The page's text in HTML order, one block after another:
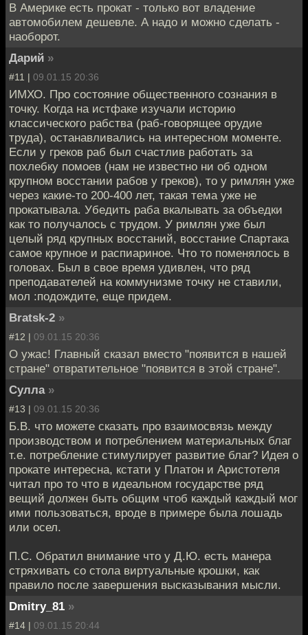
В Америке есть прокат - только вот владение
автомобилем дешевле. А надо и можно сделать -
наоборот.
Дарий »
#11 | 09.01.15 20:36
ИМХО. Про состояние общественного сознания в
точку. Когда на истфаке изучали историю
классического рабства (раб-говорящее орудие
труда), останавливались на интересном моменте.
Если у греков раб был счастлив работать за
похлебку помоев (нам не известно ни об одном
крупном восстании рабов у греков), то у римлян уже
через какие-то 200-400 лет, такая тема уже не
прокатывала. Убедить раба вкалывать за объедки
как то получалось с трудом. У римлян уже был
целый ряд крупных восстаний, восстание Спартака
самое крупное и распиариное. Что то поменялось в
головах. Был в свое время удивлен, что ряд
преподавателей на коммунизме точку не ставили,
мол :подождите, еще придем.
Bratsk-2 »
#12 | 09.01.15 20:36
О ужас! Главный сказал вместо "появится в нашей
стране" отвратительное "появится в этой стране".
Сулла »
#13 | 09.01.15 20:36
Б.В. что можете сказать про взаимосвязь между
производством и потреблением материальных благ
т.е. потребление стимулирует развитие благ? Идея о
прокате интересна, кстати у Платон и Аристотеля
читал про то что в идеальном государстве ряд
вещий должен быть общим чтоб каждый каждый мог
ими пользоваться, вроде в примере была лошадь
или осел.
П.С. Обратил внимание что у Д.Ю. есть манера
стряхивать со стола виртуальные крошки, как
правило после завершения высказывания мысли.
Dmitry_81 »
#14 | 09.01.15 20:44